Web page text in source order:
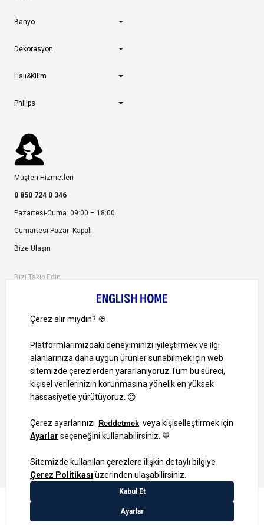
Banyo
Dekorasyon
Halı&Kilim
Philips
Müşteri Hizmetleri
0 850 724 0 346
Pazartesi-Cuma: 09:00 – 18:00
Cumartesi-Pazar: Kapalı
Bize Ulaşın
Bizi Takip Edin
1000 TL ve Üzeri Alışverişlerinizde Kargo Bedava!
Bilgi Toplum Hizmetleri
KVKK Veri İşleme Politikamız
Site Haritası